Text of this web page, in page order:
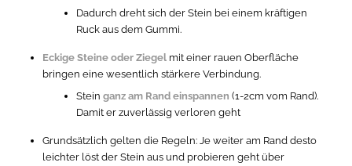
Dadurch dreht sich der Stein bei einem kräftigen
Ruck aus dem Gummi.
Eckige Steine oder Ziegelmit einer rauen Oberfläche
bringen eine wesentlich stärkere Verbindung.
Stein ganz am Rand einspannen (1-2cm vom Rand).
Damit er zuverlässig verloren geht
Grundsätzlich gelten die Regeln: Je weiter am Rand desto
leichter löst der Stein aus und probieren geht über